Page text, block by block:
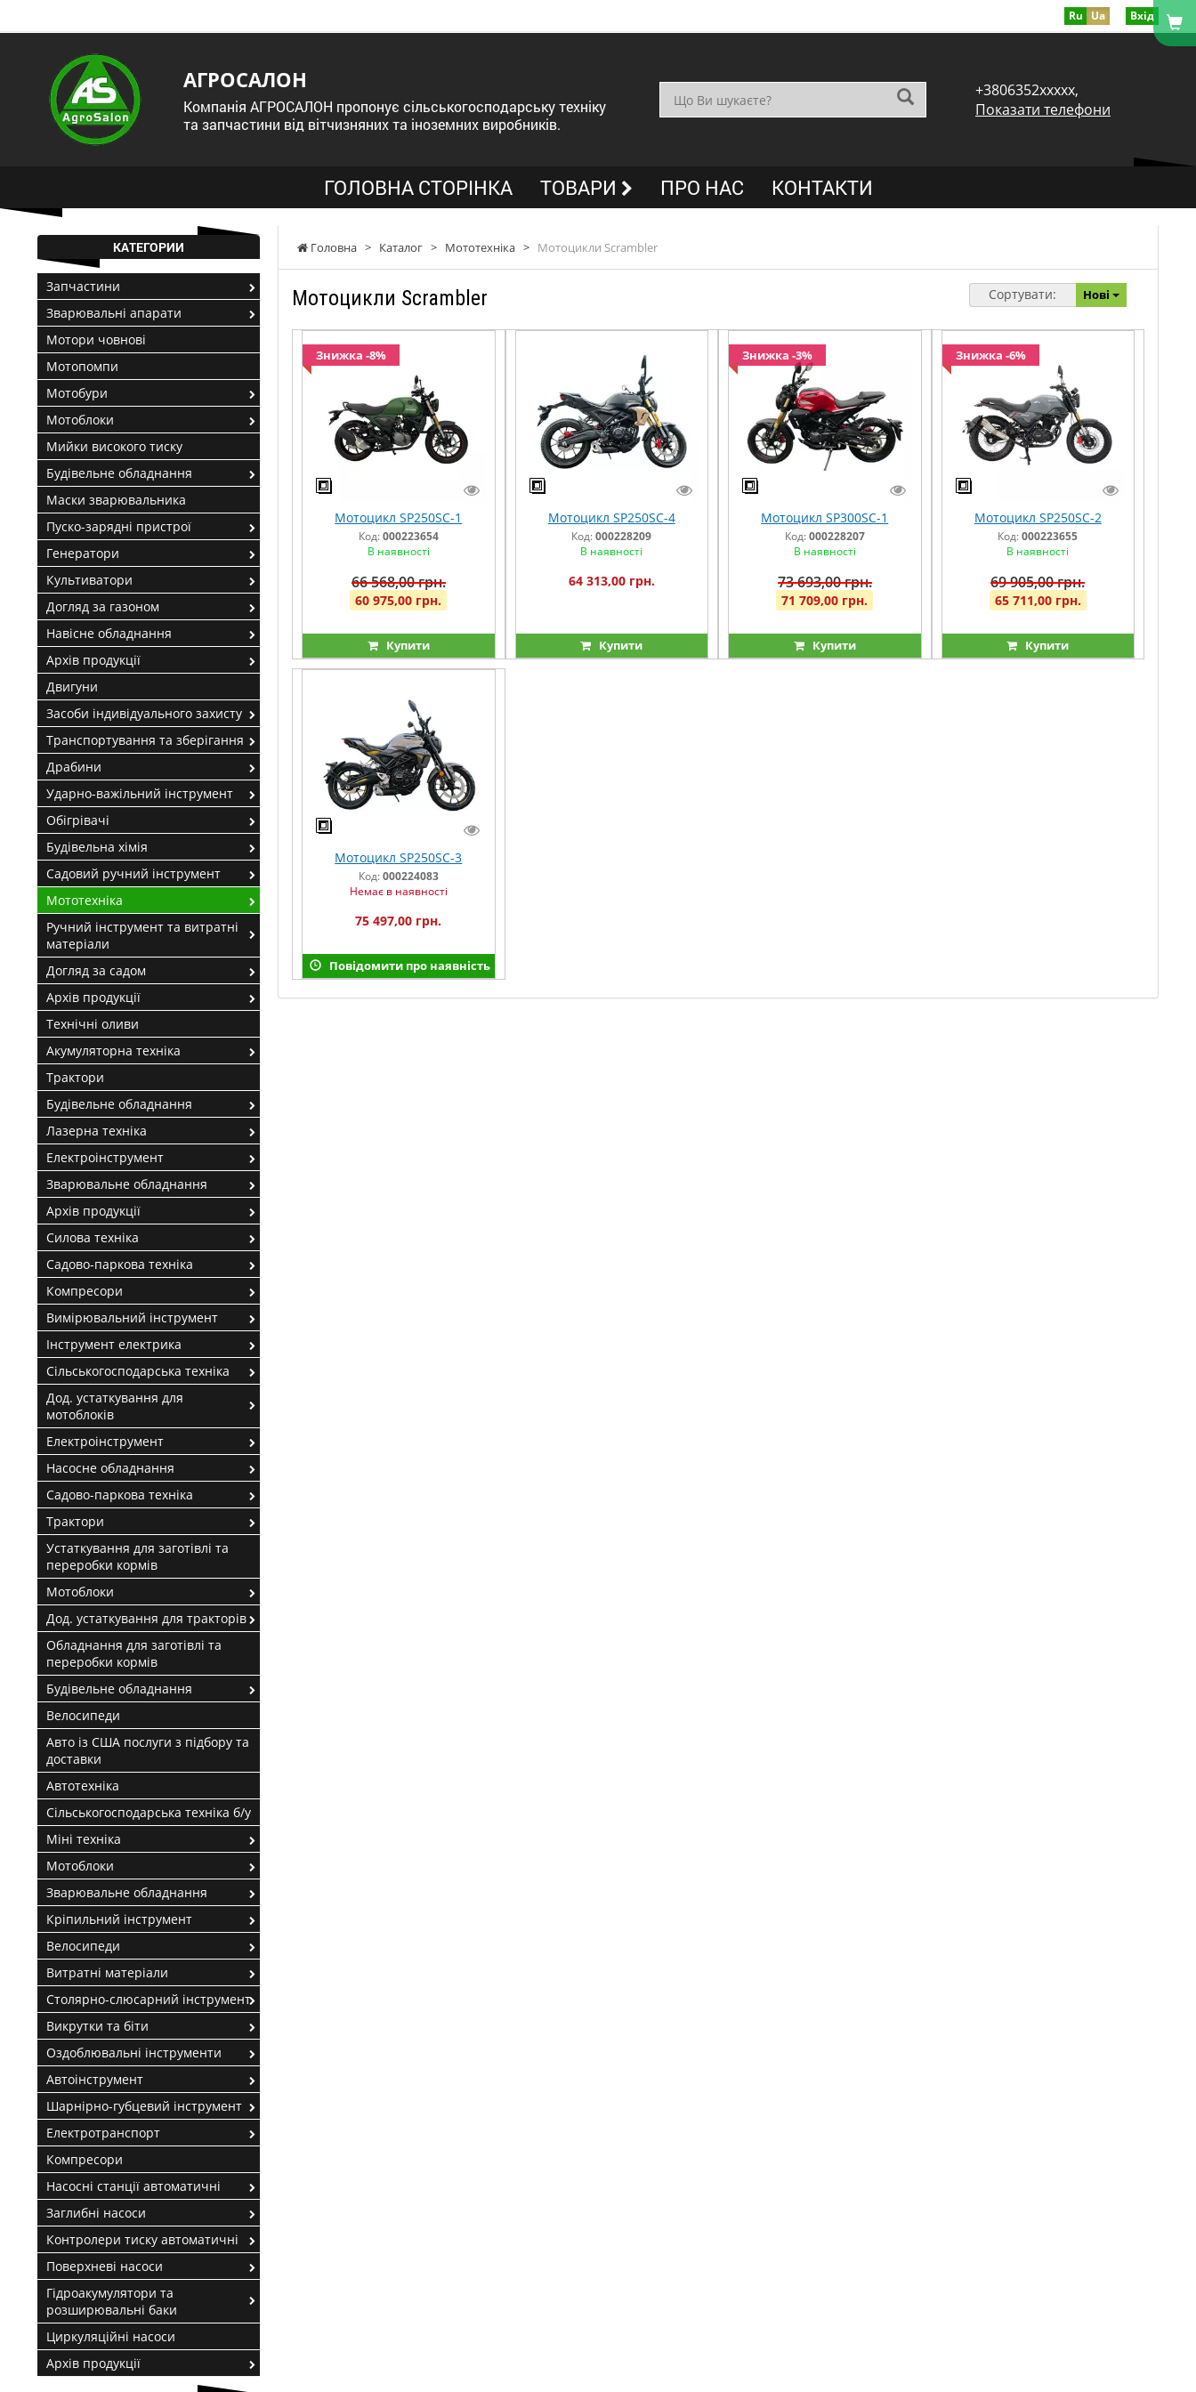
Ru Ua Вхід
АГРОСАЛОН
Компанія АГРОСАЛОН пропонує сільськогосподарську техніку
та запчастини від вітчизняних та іноземних виробників.
+3806352xxxxx,
Показати телефони
ГОЛОВНА СТОРІНКА ТОВАРИ ПРО НАС КОНТАКТИ
Головна > Каталог > Мототехніка > Мотоцикли Scrambler
Мотоцикли Scrambler Сортувати: Нові
Знижка -8%
Мотоцикл SP250SC-1
Код:000223654
В наявності
66 568,00 грн.
60 975,00 грн.
Купити
Мотоцикл SP250SC-4
Код:000228209
В наявності
64 313,00 грн.
Купити
Знижка -3%
Мотоцикл SP300SC-1
Код:000228207
В наявності
73 693,00 грн.
71 709,00 грн.
Купити
Знижка -6%
Мотоцикл SP250SC-2
Код:000223655
В наявності
69 905,00 грн.
65 711,00 грн.
Купити
Мотоцикл SP250SC-3
Код:000224083
Немає в наявності
75 497,00 грн.
Повідомити про наявність
КАТЕГОРИИ
Запчастини
Зварювальні апарати
Мотори човнові
Мотопомпи
Мотобури
Мотоблоки
Мийки високого тиску
Будівельне обладнання
Маски зварювальника
Пуско-зарядні пристрої
Генератори
Культиватори
Догляд за газоном
Навісне обладнання
Архів продукції
Двигуни
Засоби індивідуального захисту
Транспортування та зберігання
Драбини
Ударно-важільний інструмент
Обігрівачі
Будівельна хімія
Садовий ручний інструмент
Мототехніка
Ручний інструмент та витратні
матеріали
Догляд за садом
Архів продукції
Технічні оливи
Акумуляторна техніка
Трактори
Будівельне обладнання
Лазерна техніка
Електроінструмент
Зварювальне обладнання
Архів продукції
Силова техніка
Садово-паркова техніка
Компресори
Вимірювальний інструмент
Інструмент електрика
Сільськогосподарська техніка
Дод. устаткування для
мотоблоків
Електроінструмент
Насосне обладнання
Садово-паркова техніка
Трактори
Устаткування для заготівлі та
переробки кормів
Мотоблоки
Дод. устаткування для тракторів
Обладнання для заготівлі та
переробки кормів
Будівельне обладнання
Велосипеди
Авто із США послуги з підбору та
доставки
Автотехніка
Сільськогосподарська техніка б/у
Міні техніка
Мотоблоки
Зварювальне обладнання
Кріпильний інструмент
Велосипеди
Витратні матеріали
Столярно-слюсарний інструмент
Викрутки та біти
Оздоблювальні інструменти
Автоінструмент
Шарнірно-губцевий інструмент
Електротранспорт
Компресори
Насосні станції автоматичні
Заглибні насоси
Контролери тиску автоматичні
Поверхневі насоси
Гідроакумулятори та
розширювальні баки
Циркуляційні насоси
Архів продукції